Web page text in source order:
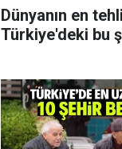
Dünyanın en
Türkiye'deki bu